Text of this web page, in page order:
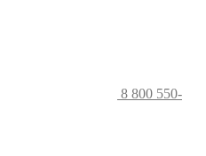
8 800 550-